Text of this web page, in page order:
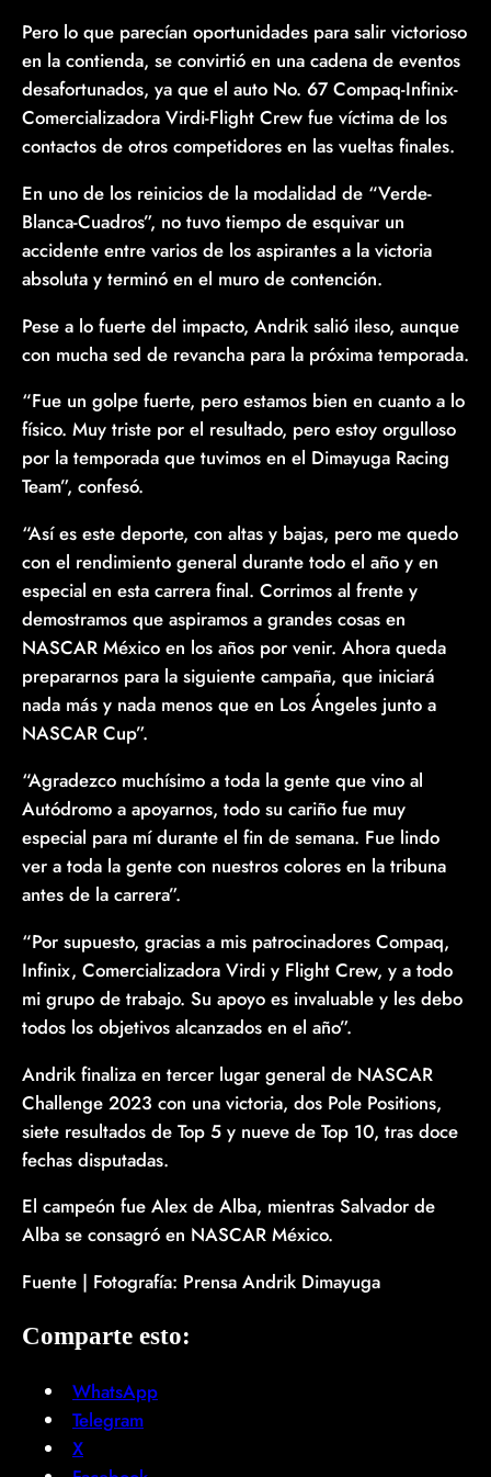
Pero lo que parecían oportunidades para salir victorioso
en la contienda, se convirtió en una cadena de eventos
desafortunados, ya que el auto No. 67 Compaq-Infinix-
Comercializadora Virdi-Flight Crew fue víctima de los
contactos de otros competidores en las vueltas finales.
En uno de los reinicios de la modalidad de “Verde-
Blanca-Cuadros”, no tuvo tiempo de esquivar un
accidente entre varios de los aspirantes a la victoria
absoluta y terminó en el muro de contención.
Pese a lo fuerte del impacto, Andrik salió ileso, aunque
con mucha sed de revancha para la próxima temporada.
“Fue un golpe fuerte, pero estamos bien en cuanto a lo
físico. Muy triste por el resultado, pero estoy orgulloso
por la temporada que tuvimos en el Dimayuga Racing
Team”, confesó.
“Así es este deporte, con altas y bajas, pero me quedo
con el rendimiento general durante todo el año y en
especial en esta carrera final. Corrimos al frente y
demostramos que aspiramos a grandes cosas en
NASCAR México en los años por venir. Ahora queda
prepararnos para la siguiente campaña, que iniciará
nada más y nada menos que en Los Ángeles junto a
NASCAR Cup”.
“Agradezco muchísimo a toda la gente que vino al
Autódromo a apoyarnos, todo su cariño fue muy
especial para mí durante el fin de semana. Fue lindo
ver a toda la gente con nuestros colores en la tribuna
antes de la carrera”.
“Por supuesto, gracias a mis patrocinadores Compaq,
Infinix, Comercializadora Virdi y Flight Crew, y a todo
mi grupo de trabajo. Su apoyo es invaluable y les debo
todos los objetivos alcanzados en el año”.
Andrik finaliza en tercer lugar general de NASCAR
Challenge 2023 con una victoria, dos Pole Positions,
siete resultados de Top 5 y nueve de Top 10, tras doce
fechas disputadas.
El campeón fue Alex de Alba, mientras Salvador de
Alba se consagró en NASCAR México.
Fuente | Fotografía: Prensa Andrik Dimayuga
Comparte esto:
WhatsApp
Telegram
X